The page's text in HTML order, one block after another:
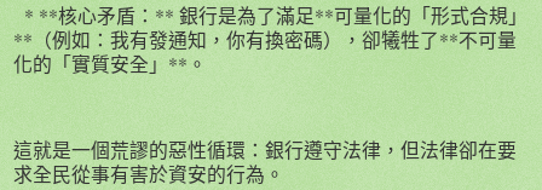
* **核心矛盾：** 銀行是為了滿足**可量化的「形式合規」
**（例如：我有發通知，你有換密碼），卻犧牲了**不可量
化的「實質安全」**。
這就是一個荒謬的惡性循環：銀行遵守法律，但法律卻在要
求全民從事有害於資安的行為。